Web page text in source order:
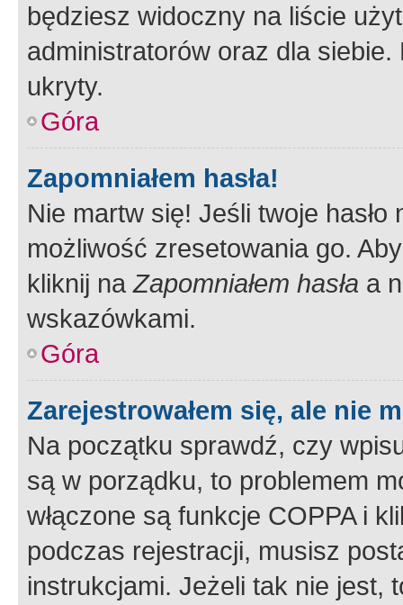
będziesz widoczny na liście
administratorów oraz dla
ukryty.
Góra
Zapomniałem hasła!
Nie martw się! Jeśli twoje
możliwość zresetowania go.
kliknij naZapomniałem hasła a
wskazówkami.
Góra
Zarejestrowałem się, ale nie
Na początku sprawdź, czy
są w porządku, to problemem
włączone są funkcje COPPA i
podczas rejestracji, musisz
instrukcjami. Jeżeli tak nie jest,